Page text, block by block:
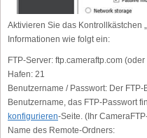
Aktivieren Sie das Kontrollkästchen
Informationen wie folgt ein:
FTP-Server: ftp.cameraftp.com
Hafen: 21
Benutzername / Passwort: Der FTP-
Benutzername, das FTP-Passwort
konfigurieren-Seite. (Ihr
Name des Remote-Ordners: